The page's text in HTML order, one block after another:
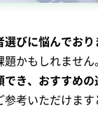
びに悩んでおり
かもしれません。
き、おすすめ
考いただけます